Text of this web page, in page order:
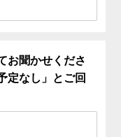
お聞かせくださ
定なし」とご回